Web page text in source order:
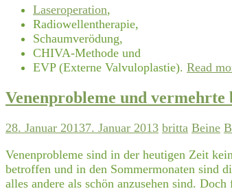
Laseroperation,
Radiowellentherapie,
Schaumverödung,
CHIVA-Methode und
EVP (Externe Valvuloplastie). Read
Venenprobleme und vermehrte
28. Januar 20137. Januar 2013 britta Beine
Venenprobleme sind in der heutigen Zeit
betroffen und in den Sommermonaten sind
alles andere als schön anzusehen sind.